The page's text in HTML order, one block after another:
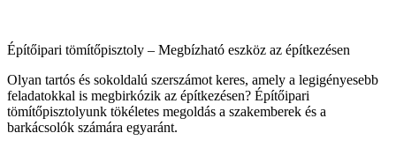
Építőipari tömítőpisztoly – Megbízható eszköz az építkezésen
Olyan tartós és sokoldalú szerszámot keres, amely a legigényesebb
feladatokkal is megbirkózik az építkezésen? Építőipari
tömítőpisztolyunk tökéletes megoldás a szakemberek és a
barkácsolók számára egyaránt.